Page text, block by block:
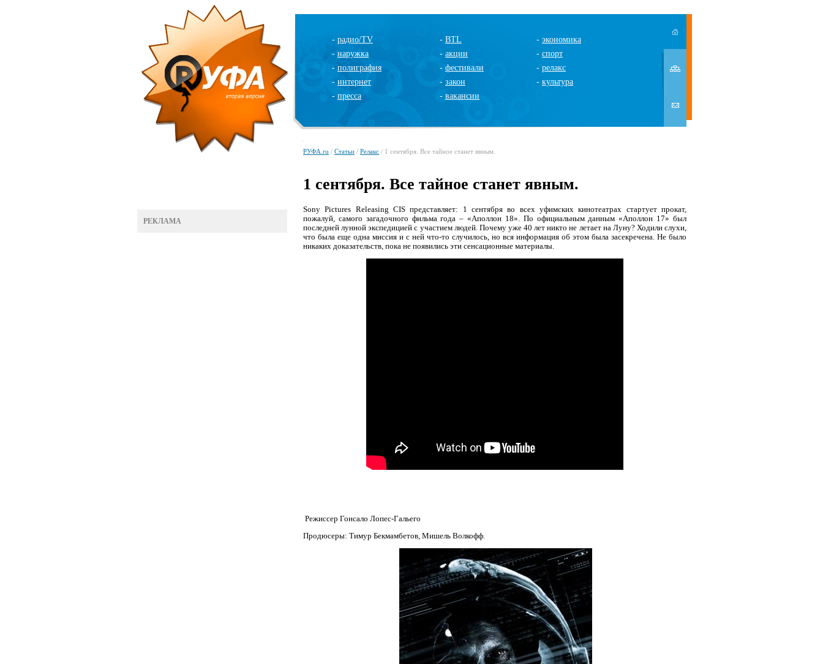
- радио/TV
- наружка
- полиграфия
- интернет
- пресса
- BTL
- акции
- фестивали
- закон
- вакансии
- экономика
- спорт
- релакс
- культура
РЕКЛАМА
РУФА.ru / Статьи / Релакс / 1 сентября. Все тайное станет явным.
1 сентября. Все тайное станет явным.
Sony Pictures Releasing CIS представляет: 1 сентября во всех уфимских кинотеатрах стартует прокат,
пожалуй, самого загадочного фильма года – «Аполлон 18». По официальным данным «Аполлон 17» был
последней лунной экспедицией с участием людей. Почему уже 40 лет никто не летает на Луну? Ходили слухи,
что была еще одна миссия и с ней что-то случилось, но вся информация об этом была засекречена. Не было
никаких доказательств, пока не появились эти сенсационные материалы.
Режиссер Гонсало Лопес-Гальего
Продюсеры: Тимур Бекмамбетов, Мишель Волкофф.